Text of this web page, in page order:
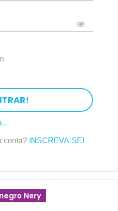
conta? INSCREVA-SE!
Nery